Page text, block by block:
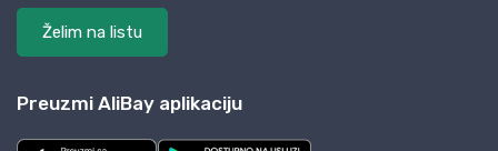
Želim na listu
Preuzmi AliBay aplikaciju